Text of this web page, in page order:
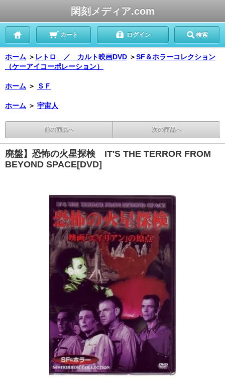
閑刻メディア.com
カート ログイン 検索
ホーム ＞ レトロ ／ カルト映画DVD ＞SF＆ホラーコレクション
（ケーアイコーポレーション）
ホーム ＞ ＳＦ
ホーム ＞ 宇宙人
前の商品へ 次の商品へ
廃盤】恐怖の火星探検 IT'S THE TERROR FROM
BEYOND SPACE[DVD]